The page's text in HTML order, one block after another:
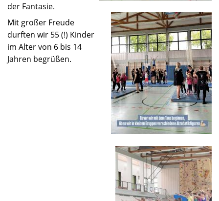
der Fantasie.
Mit großer Freude
durften wir 55 (!) Kinder
im Alter von 6 bis 14
Jahren begrüßen.